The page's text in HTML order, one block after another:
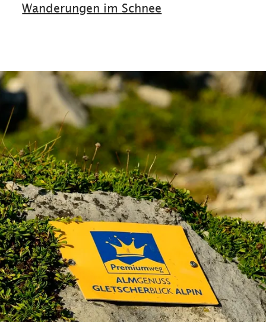
Wanderungen im Schnee